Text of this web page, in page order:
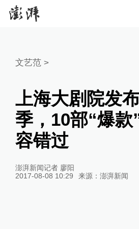
文艺范>
上海大剧院发
季，10部“爆款
容错过
澎湃新闻记者 廖阳
2017-08-08 10:29
来源： 澎湃新闻